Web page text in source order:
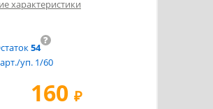
характеристики
160 ₽
?
54
уп. 1/60